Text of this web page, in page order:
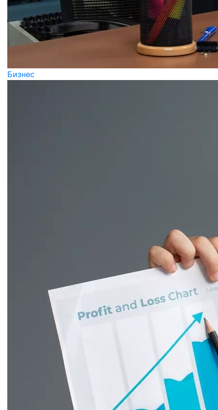
Бизнес